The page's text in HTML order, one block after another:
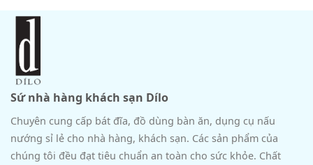
Sứ nhà hàng khách sạn Dílo
Chuyên cung cấp bát đĩa, đồ dùng bàn ăn, dụng cụ nấu
nướng sỉ lẻ cho nhà hàng, khách sạn. Các sản phẩm của
chúng tôi đều đạt tiêu chuẩn an toàn cho sức khỏe. Chất